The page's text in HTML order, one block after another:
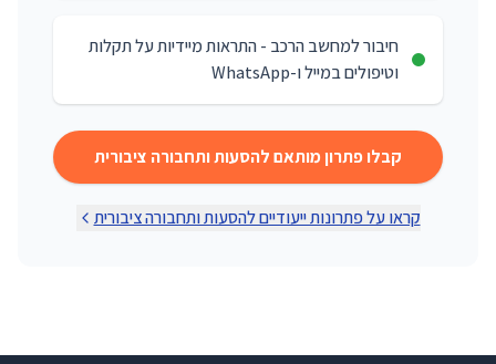
חיבור למחשב הרכב - התראות מיידיות על תקלות
וטיפולים במייל ו-WhatsApp
קבלו פתרון מותאם להסעות ותחבורה ציבורית
קראו על פתרונות ייעודיים להסעות ותחבורה ציבורית